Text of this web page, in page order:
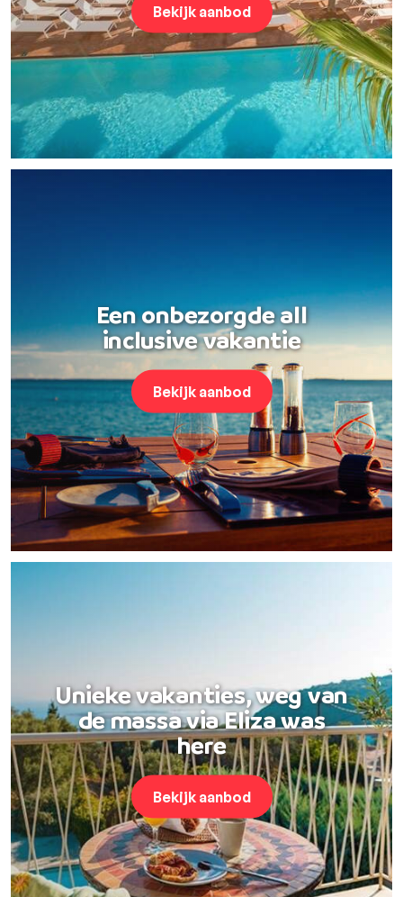
Bekijk aanbod
Een onbezorgde all
inclusive vakantie
Bekijk aanbod
Unieke vakanties, weg van
de massa via Eliza was
here
Bekijk aanbod